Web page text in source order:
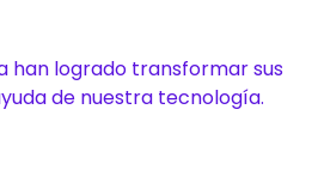
han logrado transformar sus
de nuestra tecnología.